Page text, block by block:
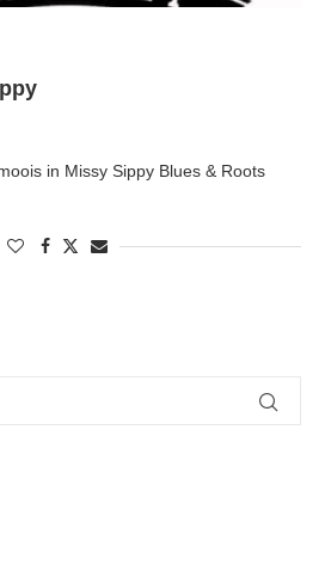
in Missy Sippy Blues & Roots